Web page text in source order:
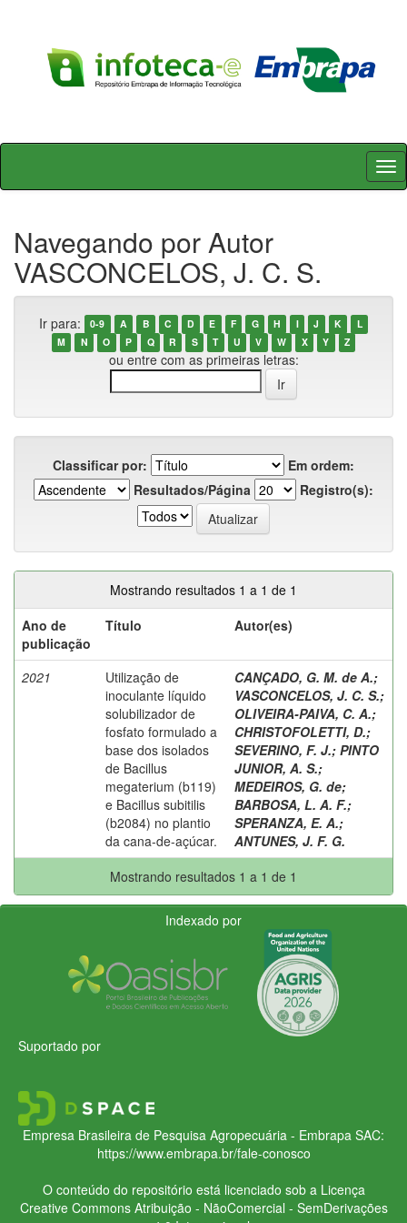
Skip
Navegando por Autor
VASCONCELOS, J. C. S.
Ir para: 0-9 A B C D E F G H I J K
L
M
N O P Q R S T U V W X Y Z
ou entre com as primeiras letras:
Classificar por:
Em ordem:
Resultados/Página
Registro(s):
Mostrando resultados 1 a 1 de 1
Ano de
publicação
Título Autor(es)
2021
Utilização de
inoculante líquido
solubilizador de
fosfato formulado a
base dos isolados
de Bacillus
megaterium (b119)
e Bacillus subitilis
(b2084) no plantio
da cana-de-açúcar.
CANÇADO, G. M. de A.;
VASCONCELOS, J. C. S.;
OLIVEIRA-PAIVA, C. A.;
CHRISTOFOLETTI, D.;
SEVERINO, F. J.; PINTO
JUNIOR, A. S.;
MEDEIROS, G. de;
BARBOSA, L. A. F.;
SPERANZA, E. A.;
ANTUNES, J. F. G.
Mostrando resultados 1 a 1 de 1
Indexado por
Suportado por
Empresa Brasileira de Pesquisa Agropecuária - Embrapa SAC:
https://www.embrapa.br/fale-conosco
O conteúdo do repositório está licenciado sob a Licença
Creative CommonsAtribuição - NãoComercial - SemDerivações